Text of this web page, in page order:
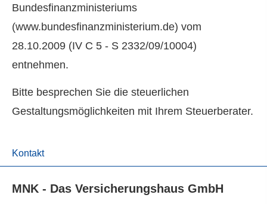
Bundesfinanzministeriums
(www.bundesfinanzministerium.de) vom
28.10.2009 (IV C 5 - S 2332/09/10004)
entnehmen.
Bitte besprechen Sie die steuerlichen
Gestaltungsmöglichkeiten mit Ihrem Steuerberater.
Kontakt
MNK - Das Versicherungshaus GmbH